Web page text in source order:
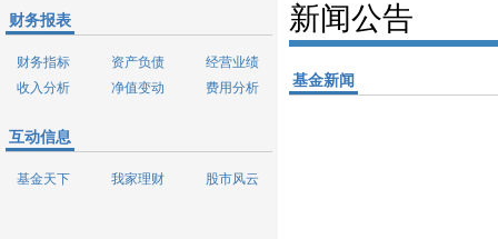
财务报表
财务指标 资产负债
经营业绩
收入分析
净值变动 费用分析
互动信息
基金天下 我家理财 股市风云
新闻公告
基金新闻